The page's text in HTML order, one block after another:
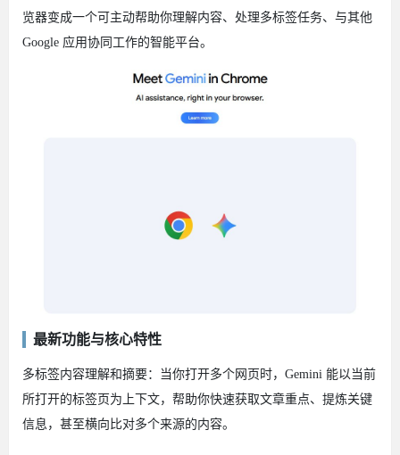
览器变成一个可主动帮助你理解内容、处理多标签任务、与其他
Google 应用协同工作的智能平台。
最新功能与核心特性
多标签内容理解和摘要：当你打开多个网页时，Gemini 能以当前
所打开的标签页为上下文，帮助你快速获取文章重点、提炼关键
信息，甚至横向比对多个来源的内容。